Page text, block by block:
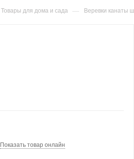
Товары для дома и сада — Веревки канаты
Показать товар онлайн